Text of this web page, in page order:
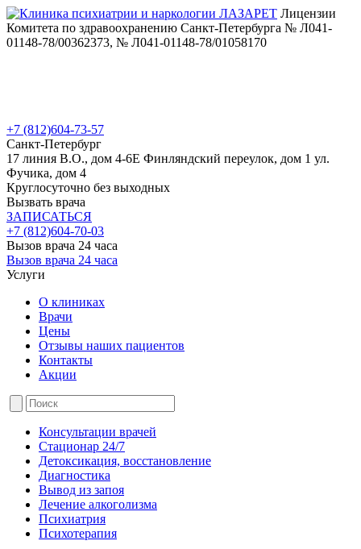
Лицензии
Комитета по здравоохранению Санкт-Петербурга № Л041-
01148-78/00362373, № Л041-01148-78/01058170
+7 (812)604-73-57
Санкт-Петербург
17 линия В.О., дом 4-6Е Финляндский переулок, дом 1 ул.
Фучика, дом 4
Круглосуточно без выходных
Вызвать врача
ЗАПИСАТЬСЯ
+7 (812)604-70-03
Вызов врача 24 часа
Вызов врача 24 часа
Услуги
О клиниках
Врачи
Цены
Отзывы наших пациентов
Контакты
Акции
Консультации врачей
Стационар 24/7
Детоксикация, восстановление
Диагностика
Вывод из запоя
Лечение алкоголизма
Психиатрия
Психотерапия